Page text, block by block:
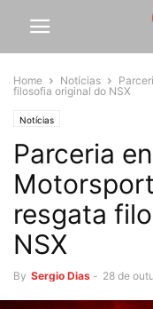
Home Notícias
filosofia original do NSX
Notícias
Parceria
resgata
NSX
By Sergio Dias - 28 de